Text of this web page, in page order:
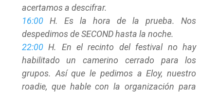
acertamos a descifrar.
16:00H. Es la hora de la prueba. Nos
despedimos de SECOND hasta la noche.
22:00H. En el recinto del festival no hay
habilitado un camerino cerrado para los
grupos. Así que le pedimos a Eloy, nuestro
roadie, que hable con la organización para